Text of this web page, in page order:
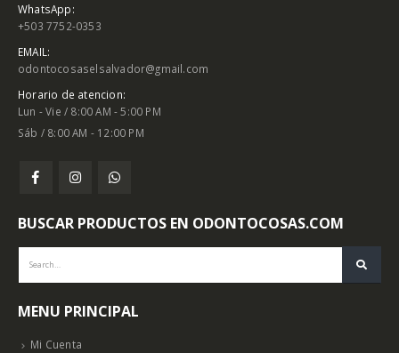
WhatsApp:
+503 7752-0353
EMAIL:
odontocosaselsalvador@gmail.com
Horario de atencion:
Lun - Vie / 8:00 AM - 5:00 PM
Sáb / 8:00 AM - 12:00 PM
BUSCAR PRODUCTOS EN ODONTOCOSAS.COM
MENU PRINCIPAL
Mi Cuenta